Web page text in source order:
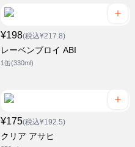
¥198(税込¥217.8)
レーベンブロイ ABI
1缶(330ml)
¥175(税込¥192.5)
クリア アサヒ